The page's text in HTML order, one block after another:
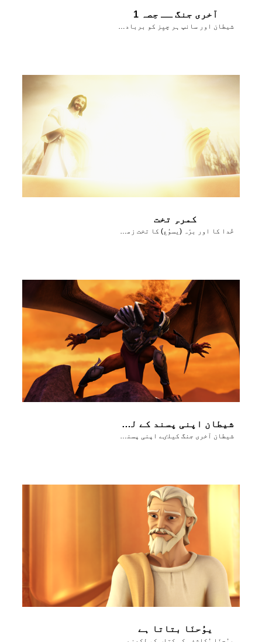
آخری جنگ ــ حِصہ 1
شیطان اور سانپ ہر چیِز کو برباد کر دینا چاہتے ہیں
کمرہِ تخت
خُدا کا اور برّہ (یسوُع) کا تخت زمین پر ہوگا
شیطان اپنی پسند کے لوگوں کو دیکھتا ہے
شیطان آخری جنگ کیلٸے اپنی پسند کے لوگوں کو جمع کرتا ہے ـ ہَرمجدوُن!
یوُحنَا بتاتا ہے